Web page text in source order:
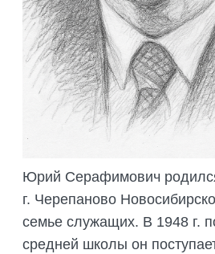
ОБОСНОВАНИЙ
ОРГАНИЗАЦИЯ
СЕМИНАРОВ,
ОРГАНИЗАЦИЯ
СТАЖИРОВОК
СОВМЕСТНО С
ОБЩЕСТВОМ ТЕТИС
СЕЛЕВИНИЯ
SAIGA NEWS
Юрий Серафимович
г. Черепаново
семье служащих. В 1948 г.
средней школы он